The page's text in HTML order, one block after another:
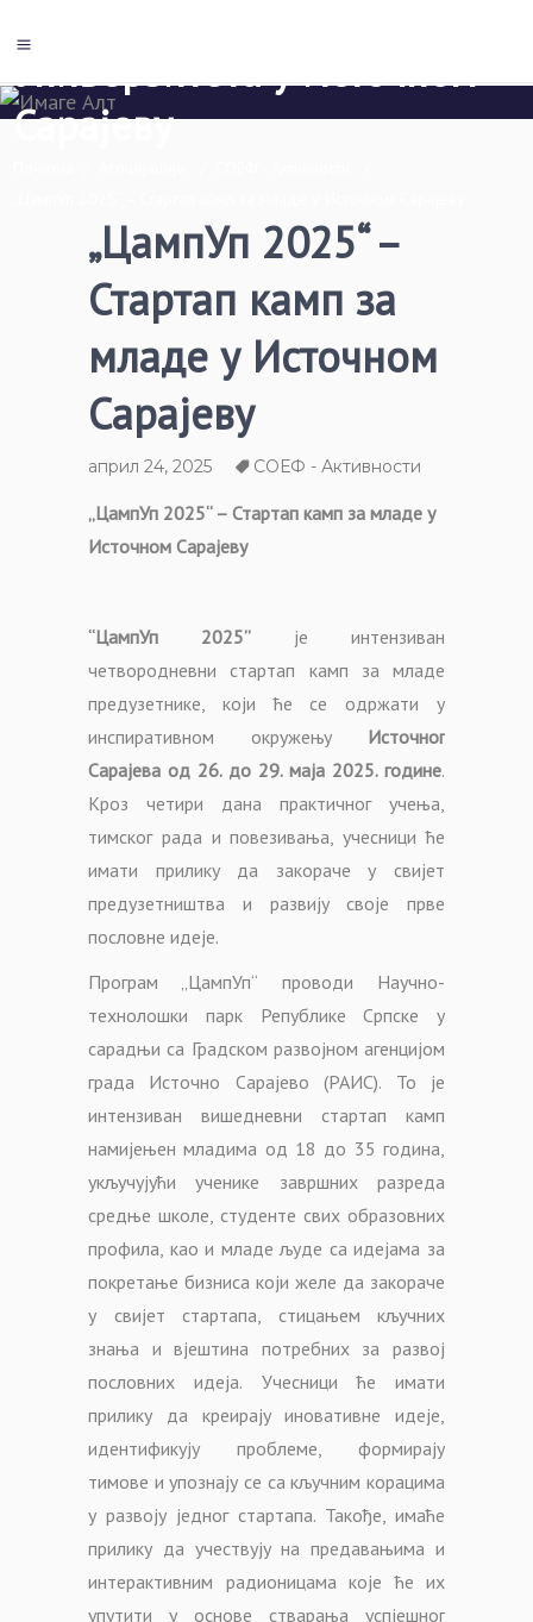
Сарајеву
„ЦампУп 2025“ –
Стартап камп за
младе у Источном
Сарајеву
април 24, 2025 СОЕФ - Активности
„ЦампУп 2025“ – Стартап камп за младе у
Источном Сарајеву
“ЦампУп 2025” је интензиван
четвородневни стартап камп за младе
предузетнике, који ће се одржати у
инспиративном окружењу Источног
Сарајева од 26. до 29. маја 2025. године.
Кроз четири дана практичног учења,
тимског рада и повезивања, учесници ће
имати прилику да закораче у свијет
предузетништва и развију своје прве
пословне идеје.
Програм „ЦампУп“ проводи Научно-
технолошки парк Републике Српске у
сарадњи са Градском развојном агенцијом
града Источно Сарајево (РАИС). То је
интензиван вишедневни стартап камп
намијењен младима од 18 до 35 година,
укључујући ученике завршних разреда
средње школе, студенте свих образовних
профила, као и младе људе са идејама за
покретање бизниса који желе да закораче
у свијет стартапа, стицањем кључних
знања и вјештина потребних за развој
пословних идеја. Учесници ће имати
прилику да креирају иновативне идеје,
идентификују проблеме, формирају
тимове и упознају се са кључним корацима
у развоју једног стартапа. Такође, имаће
прилику да учествују на предавањима и
интерактивним радионицама које ће их
упутити у основе стварања успјешног